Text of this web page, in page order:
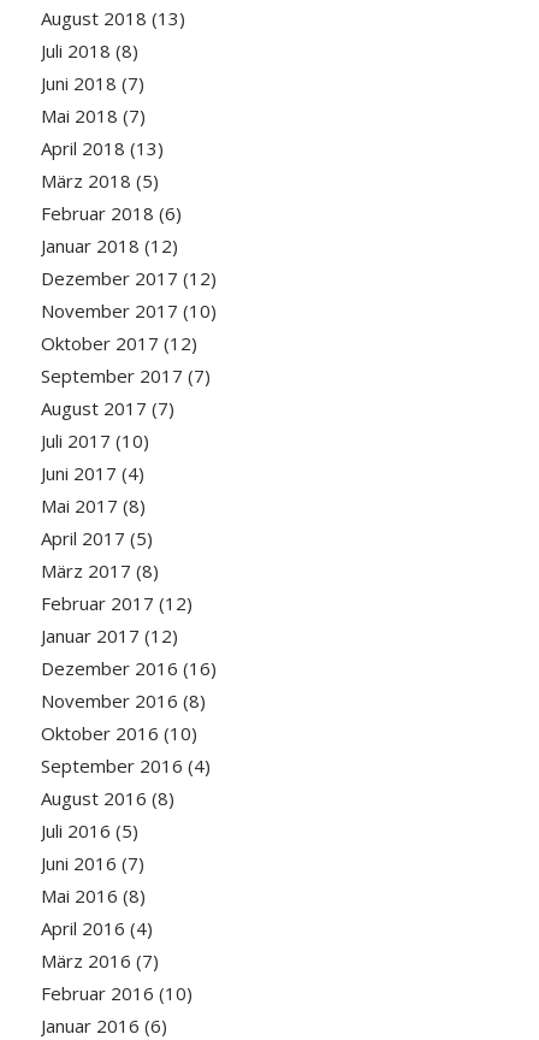
August 2018 (13)
Juli 2018 (8)
Juni 2018 (7)
Mai 2018 (7)
April 2018 (13)
März 2018 (5)
Februar 2018 (6)
Januar 2018 (12)
Dezember 2017 (12)
November 2017 (10)
Oktober 2017 (12)
September 2017 (7)
August 2017 (7)
Juli 2017 (10)
Juni 2017 (4)
Mai 2017 (8)
April 2017 (5)
März 2017 (8)
Februar 2017 (12)
Januar 2017 (12)
Dezember 2016 (16)
November 2016 (8)
Oktober 2016 (10)
September 2016 (4)
August 2016 (8)
Juli 2016 (5)
Juni 2016 (7)
Mai 2016 (8)
April 2016 (4)
März 2016 (7)
Februar 2016 (10)
Januar 2016 (6)